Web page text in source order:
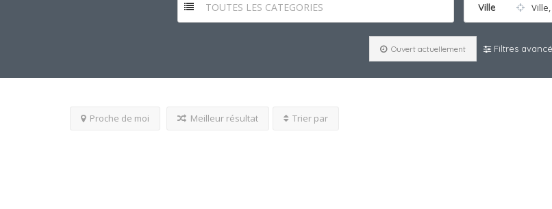
TOUTES LES CATEGORIES Ville
Ouvert actuellement Filtres
Proche de moi Meilleur résultat Trier par